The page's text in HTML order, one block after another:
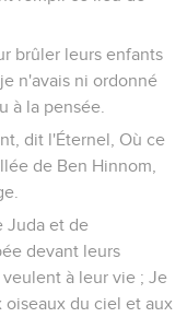
brûler leurs enfants
n'avais ni ordonné
à la pensée.
dit l'Éternel, Où ce
de Ben Hinnom,
Juda et de
devant leurs
à leur vie ; Je
oiseaux du ciel et aux